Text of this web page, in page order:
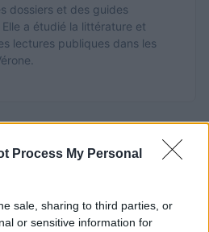
Process My Personal
sale, sharing to third parties, or
or sensitive information for
dossiers et des guides
a étudié la littérature et
lectures publiques dans les